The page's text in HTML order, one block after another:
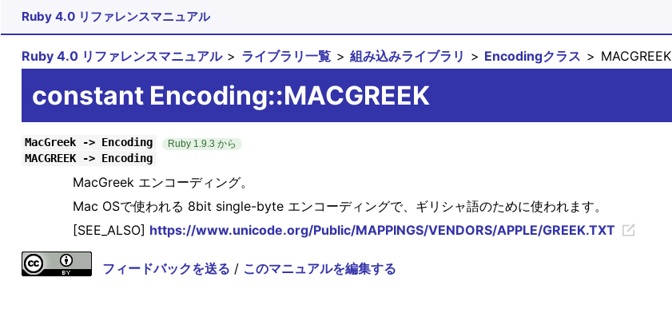
Ruby 4.0 リファレンスマニュアル
Ruby 4.0 リファレンスマニュアル ライブラリ一覧 組み込みライブラリ Encodingクラス MACGREEK
constant Encoding::MACGREEK
MacGreek -> Encoding Ruby 1.9.3 から
MACGREEK -> Encoding
MacGreek エンコーディング。
Mac OSで使われる 8bit single-byte エンコーディングで、ギリシャ語のために使われます。
[SEE_ALSO] https://www.unicode.org/Public/MAPPINGS/VENDORS/APPLE/GREEK.TXT
フィードバックを送る / このマニュアルを編集する